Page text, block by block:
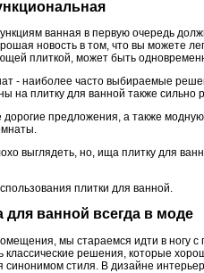
ванная в первую очередь
новость в том, что вы можете
плиткой, может быть
- наиболее часто выбираемые
на плитку для ванной также сильно
предложения, а также
выглядеть, но, ища плитку для
плитки для ванной.
для ванной всегда в моде
мы стараемся идти в ногу
классические решения, которые
стиля. В дизайне